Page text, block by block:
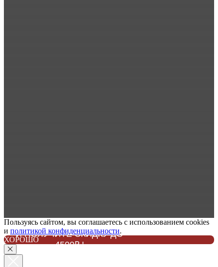
ЗАПИШИТЕСЬ НА ПРИМЕРКУ
И ПОЛУЧИТЕ СКИДКУ ДО
4500₽ !
Пользуясь сайтом, вы соглашаетесь с использованием cookies
и политикой конфиденциальности.
ХОРОШО